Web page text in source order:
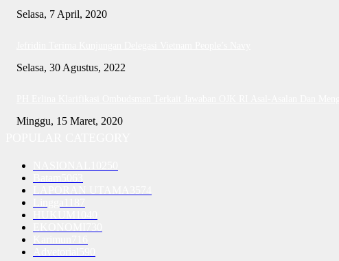
Selasa, 7 April, 2020
Selasa, 30 Agustus, 2022
Minggu, 15 Maret, 2020